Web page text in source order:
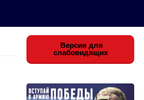
Версия для
слабовидящих